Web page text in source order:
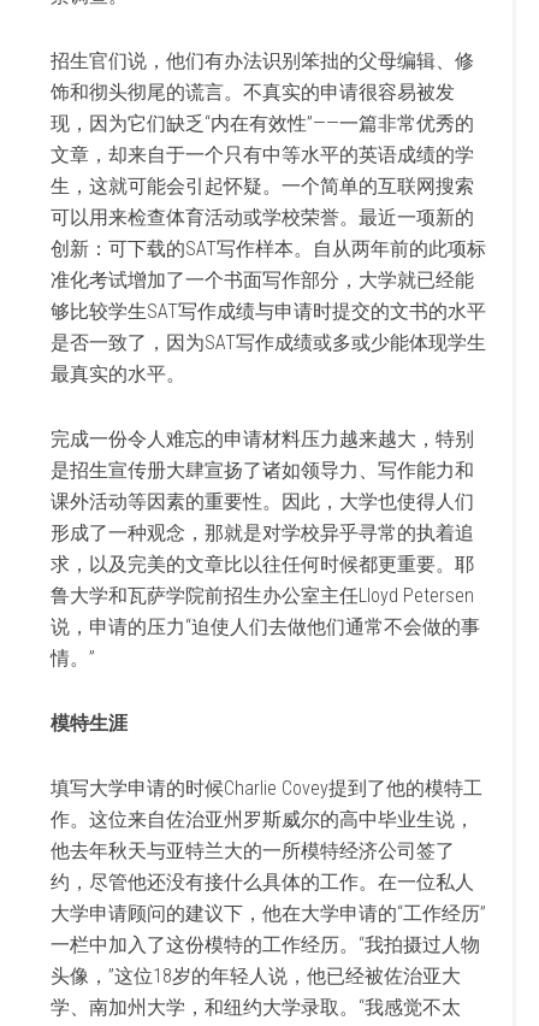
招生官们说，他们有办法识别笨拙的父母编辑、修
饰和彻头彻尾的谎言。不真实的申请很容易被发
现，因为它们缺乏“内在有效性”——一篇非常优秀的
文章，却来自于一个只有中等水平的英语成绩的学
生，这就可能会引起怀疑。一个简单的互联网搜索
可以用来检查体育活动或学校荣誉。最近一项新的
创新：可下载的SAT写作样本。自从两年前的此项标
准化考试增加了一个书面写作部分，大学就已经能
够比较学生SAT写作成绩与申请时提交的文书的水平
是否一致了，因为SAT写作成绩或多或少能体现学生
最真实的水平。
完成一份令人难忘的申请材料压力越来越大，特别
是招生宣传册大肆宣扬了诸如领导力、写作能力和
课外活动等因素的重要性。因此，大学也使得人们
形成了一种观念，那就是对学校异乎寻常的执着追
求，以及完美的文章比以往任何时候都更重要。耶
鲁大学和瓦萨学院前招生办公室主任Lloyd Petersen
说，申请的压力“迫使人们去做他们通常不会做的事
情。”
模特生涯
填写大学申请的时候Charlie Covey提到了他的模特工
作。这位来自佐治亚州 罗斯威尔的高中毕业生说，
他去年秋天与亚特兰大的一所模特经济公司签了
约，尽管他还没有接什么具体的工作。在一位私人
大学申请顾问的建议下，他在大学申请的“工作经历”
一栏中加入了这份模特的工作经历。“我拍摄过人物
头像，”这位18岁的年轻人说，他已经被佐治亚大
学、南加州大学，和纽约大学录取。“我感觉不太